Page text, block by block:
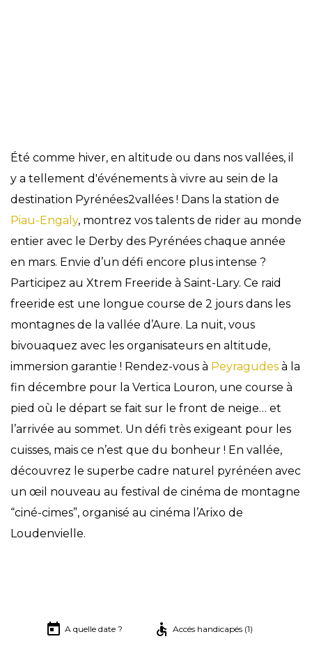
Été comme hiver, en altitude ou dans nos vallées, il
y a tellement d'événements à vivre au sein de la
destination Pyrénées2vallées ! Dans la station de
Piau-Engaly, montrez vos talents de rider au monde
entier avec le Derby des Pyrénées chaque année
en mars. Envie d’un défi encore plus intense ?
Participez au Xtrem Freeride à Saint-Lary. Ce raid
freeride est une longue course de 2 jours dans les
montagnes de la vallée d’Aure. La nuit, vous
bivouaquez avec les organisateurs en altitude,
immersion garantie ! Rendez-vous à Peyragudes à la
fin décembre pour la Vertica Louron, une course à
pied où le départ se fait sur le front de neige… et
l’arrivée au sommet. Un défi très exigeant pour les
cuisses, mais ce n’est que du bonheur ! En vallée,
découvrez le superbe cadre naturel pyrénéen avec
un œil nouveau au festival de cinéma de montagne
“ciné-cimes”, organisé au cinéma l’Arixo de
Loudenvielle.
A quelle date ? Accés handicapés (1)